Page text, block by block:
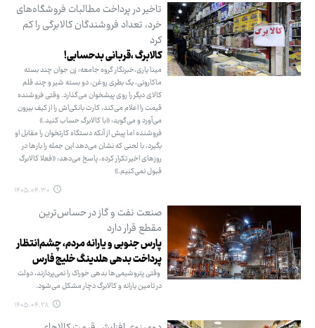
تاخیر در پرداخت مطالبات فروشگاه‌های
خرد، تعداد فروشندگان کالابرگی را کم
کرد
کالابرگ ،قربانی بدحسابی!
مینا یاری،خبرنگار گروه جامعه: زن جوان چند بسته
ماکارونی، یک بطری روغن، دو بسته شیر و چند قلم
کالای دیگر را روی پیشخوان می‌گذارد. وقتی فروشنده
قیمت را اعلام می‌کند، کارت بانکی‌اش را از کیف بیرون
می‌آورد و می‌گوید: «با کالابرگ حساب کنید.»
فروشنده اما پیش از آنکه دستگاه کارتخوان را مقابل او
بگیرد، با لحنی که نشان می‌دهد این جمله را بارها در
روزهای اخیر تکرار کرده، پاسخ می‌دهد: «فعلا کالابرگ
قبول نمی‌کنیم.»
۱۴۰۵.۰۴.۳۰
صنعت نفت و گاز در حساس‌ترین
مقطع قرار دارد
پارس جنوبی و یارانه مردم، چشم‌انتظار
پرداخت بدهی هلدینگ خلیج فارس
وقتی پتروشیمی‌ها بدهی خوراک را نمی‌پردازند، دولت
در تامین یارانه و کالابرگ دچار مشکل می‌شود.
۱۴۰۵.۰۴.۲۸